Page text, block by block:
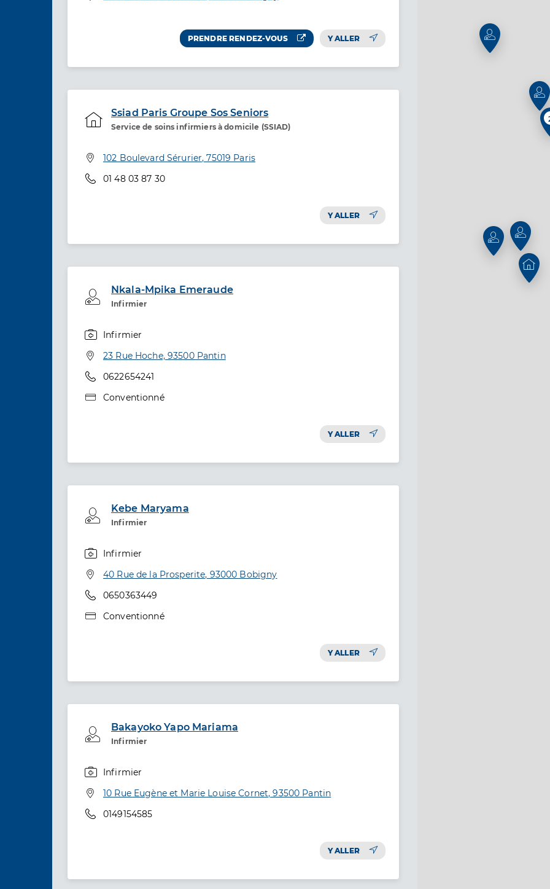
PRENDRE RENDEZ-VOUS Y ALLER
Ssiad Paris Groupe Sos Seniors
Service de soins infirmiers à domicile (SSIAD)
Service de santé
Adresse
102 Boulevard Sérurier, 75019 Paris
Téléphone
01 48 03 87 30
Y ALLER
Nkala-Mpika Emeraude
Infirmier
Professionel de santé
Infirmier
Adresse
23 Rue Hoche, 93500 Pantin
Téléphone
0622654241
Type de convention
Conventionné
Y ALLER
Kebe Maryama
Infirmier
Professionel de santé
Infirmier
Adresse
40 Rue de la Prosperite, 93000 Bobigny
Téléphone
0650363449
Type de convention
Conventionné
Y ALLER
Bakayoko Yapo Mariama
Infirmier
Professionel de santé
Infirmier
Adresse
10 Rue Eugène et Marie Louise Cornet, 93500 Pantin
Téléphone
0149154585
Y ALLER